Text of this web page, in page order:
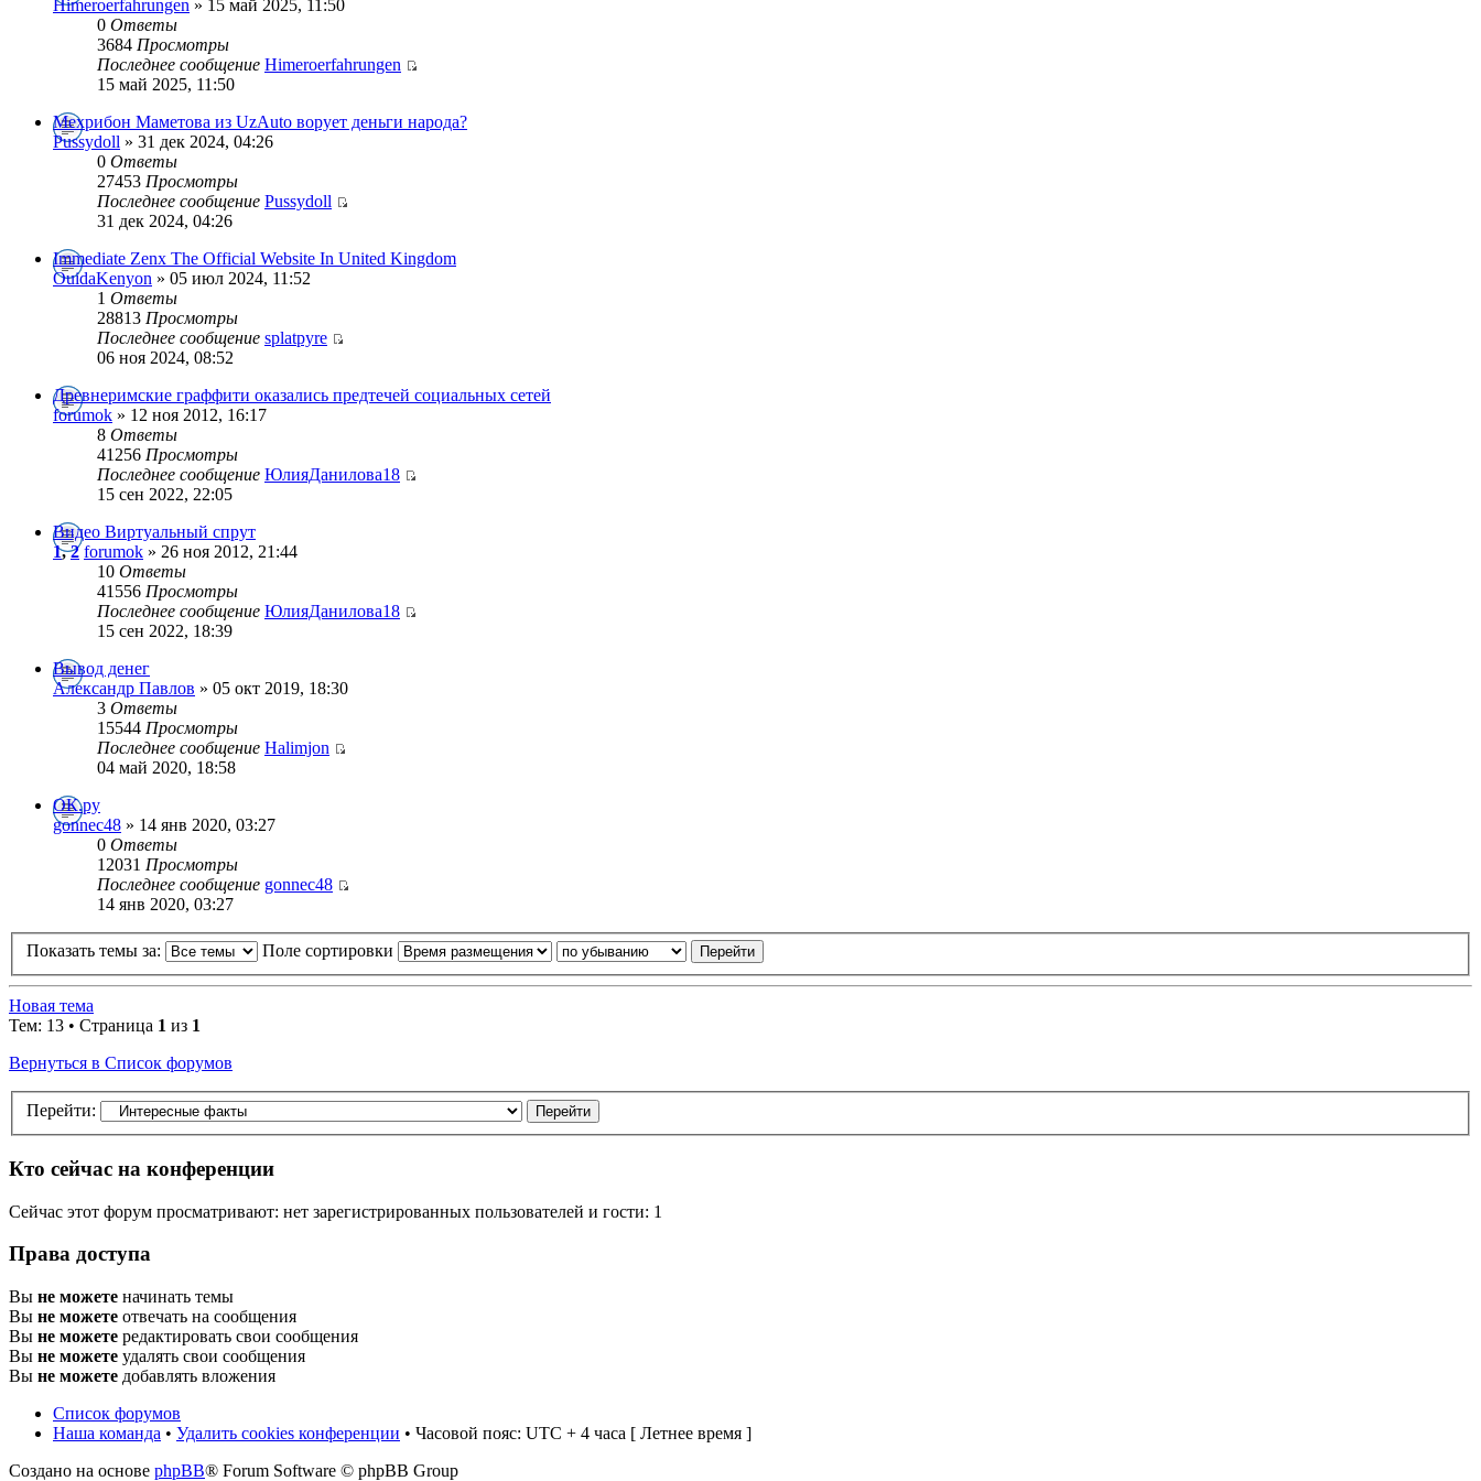
Himeroerfahrungen » 15 май 2025, 11:50
0 Ответы
3684 Просмотры
Последнее сообщение Himeroerfahrungen
15 май 2025, 11:50
Мехрибон Маметова из UzAuto ворует деньги народа?
Pussydoll » 31 дек 2024, 04:26
0 Ответы
27453 Просмотры
Последнее сообщение Pussydoll
31 дек 2024, 04:26
Immediate Zenx The Official Website In United Kingdom
OuidaKenyon » 05 июл 2024, 11:52
1 Ответы
28813 Просмотры
Последнее сообщение splatpyre
06 ноя 2024, 08:52
Древнеримские граффити оказались предтечей социальных сетей
forumok » 12 ноя 2012, 16:17
8 Ответы
41256 Просмотры
Последнее сообщение ЮлияДанилова18
15 сен 2022, 22:05
Видео Виртуальный спрут
1,2 forumok » 26 ноя 2012, 21:44
10 Ответы
41556 Просмотры
Последнее сообщение ЮлияДанилова18
15 сен 2022, 18:39
Вывод денег
Александр Павлов » 05 окт 2019, 18:30
3 Ответы
15544 Просмотры
Последнее сообщение Halimjon
04 май 2020, 18:58
ОК.ру
gonnec48 » 14 янв 2020, 03:27
0 Ответы
12031 Просмотры
Последнее сообщение gonnec48
14 янв 2020, 03:27
Показать темы за: Поле сортировки
Новая тема
Тем: 13 • Страница 1 из 1
Вернуться в Список форумов
Перейти:
Кто сейчас на конференции
Сейчас этот форум просматривают: нет зарегистрированных пользователей и гости: 1
Права доступа
Вы не можете начинать темы
Вы не можете отвечать на сообщения
Вы не можете редактировать свои сообщения
Вы не можете удалять свои сообщения
Вы не можете добавлять вложения
Список форумов
Наша команда • Удалить cookies конференции • Часовой пояс: UTC + 4 часа [ Летнее время ]
Создано на основе phpBB® Forum Software © phpBB Group